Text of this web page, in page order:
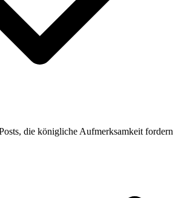
die königliche Aufmerksamkeit fordern